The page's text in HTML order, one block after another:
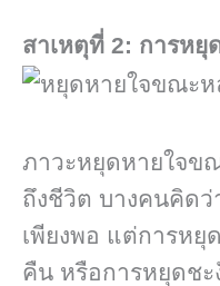
สาเหตุที่ 2: การห
ภาวะหยุดหายใจข
ถึงชีวิต บางคนคิด
เพียงพอ แต่การห
คืน หรือการหยุดช